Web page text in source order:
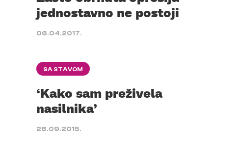
jednostavno ne postoji
06.04.2017.
SA STAVOM
‘Kako sam preživela
nasilnika’
26.09.2015.